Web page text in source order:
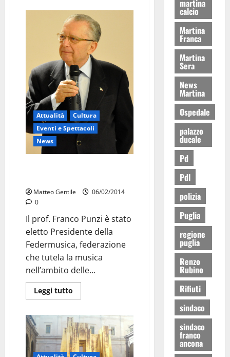
Attualità
Cultura
Eventi e Spettacoli
News
Matteo Gentile
06/02/2014
0
Il prof. Franco Punzi è stato
eletto Presidente della
Federmusica, federazione
che tutela la musica
nell’ambito delle...
Leggi tutto
martina
calcio
Martina
Franca
Martina
Sera
News
Martina
Ospedale
palazzo
ducale
Pd
Pdl
polizia
Puglia
regione
puglia
Renzo
Rubino
Rifiuti
sindaco
sindaco
franco
ancona